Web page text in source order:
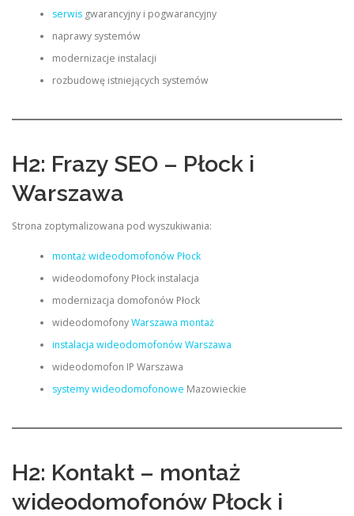
serwisgwarancyjny i pogwarancyjny
naprawy systemów
modernizacje instalacji
rozbudowę istniejących systemów
H2: Frazy SEO – Płock i
Warszawa
Strona zoptymalizowana pod wyszukiwania:
montaż wideodomofonów Płock
wideodomofony Płock instalacja
modernizacja domofonów Płock
wideodomofonyWarszawa montaż
instalacja wideodomofonów Warszawa
wideodomofon IP Warszawa
systemy wideodomofonowe Mazowieckie
H2: Kontakt – montaż
wideodomofonów Płock i